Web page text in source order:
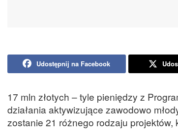
Udostępnij na Facebook
17 mln złotych – tyle pieniędzy z
działania aktywizujące zawodowo
zostanie 21 różnego rodzaju